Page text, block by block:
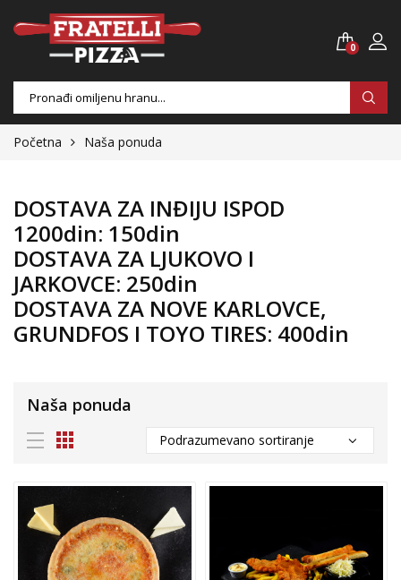
0
Products
search
Početna
Naša ponuda
DOSTAVA ZA INĐIJU ISPOD
1200din: 150din
DOSTAVA ZA LJUKOVO I
JARKOVCE: 250din
DOSTAVA ZA NOVE KARLOVCE,
GRUNDFOS I TOYO TIRES: 400din
Naša ponuda